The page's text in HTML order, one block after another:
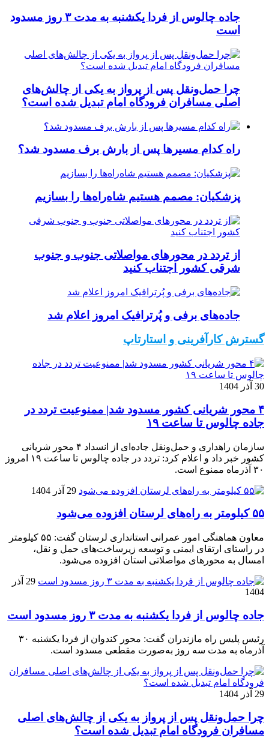
جاده چالوس از فردا یکشنبه به مدت ۳ روز مسدود
است
چرا حمل‌ونقل پس از پرواز به یکی از چالش‌های
اصلی مسافران فرودگاه امام تبدیل شده است؟
راه کدام مسیرها پس از بارش برف مسدود شد؟
پزشکیان: مصمم هستیم شاه‌راه‌ها را بسازیم
از تردد در محورهای مواصلاتی جنوب و جنوب
شرقی کشور اجتناب کنید
جاده‌های برفی و پُرترافیک امروز اعلام شد
گسترش کارآفرینی و استارتاپ
30 آذر 1404
۴ محور شریانی کشور مسدود شد| ممنوعیت تردد در
جاده چالوس تا ساعت ۱۹
سازمان راهداری و حمل‌ونقل جاده‌ای از انسداد ۴ محور شریانی
کشور خبر داد و اعلام کرد: تردد در جاده چالوس تا ساعت ۱۹ امروز
۳۰ آذرماه ممنوع است.
29 آذر 1404
۵۵ کیلومتر به راه‌های لرستان افزوده می‌شود
معاون هماهنگی امور عمرانی استانداری لرستان گفت: ۵۵ کیلومتر
در راستای ارتقای ایمنی و توسعه زیرساخت‌های حمل و نقل،
امسال به محورهای مواصلاتی استان افزوده می‌شود.
29 آذر
1404
جاده چالوس از فردا یکشنبه به مدت ۳ روز مسدود است
رئیس پلیس راه مازندران گفت: محور کندوان از فردا یکشنبه ۳۰
آذرماه به مدت سه روز به‌صورت مقطعی مسدود است.
29 آذر 1404
چرا حمل‌ونقل پس از پرواز به یکی از چالش‌های اصلی
مسافران فرودگاه امام تبدیل شده است؟